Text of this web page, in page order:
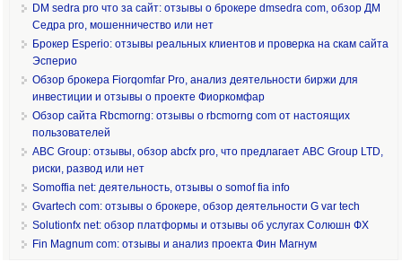
DM sedra pro что за сайт: отзывы о брокере dmsedra com, обзор ДМ
Седра pro, мошенничество или нет
Брокер Esperio: отзывы реальных клиентов и проверка на скам сайта
Эсперио
Обзор брокера Fiorqomfar Pro, анализ деятельности биржи для
инвестиции и отзывы о проекте Фиоркомфар
Обзор сайта Rbcmorng: отзывы о rbcmorng com от настоящих
пользователей
ABC Group: отзывы, обзор abcfx pro, что предлагает ABC Group LTD,
риски, развод или нет
Somoffia net: деятельность, отзывы о somof fia info
Gvartech com: отзывы о брокере, обзор деятельности G var tech
Solutionfx net: обзор платформы и отзывы об услугах Солюшн ФХ
Fin Magnum com: отзывы и анализ проекта Фин Магнум